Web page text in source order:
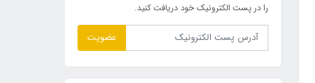
را در پست الکترونیک خود دریافت کنید.
عضویت